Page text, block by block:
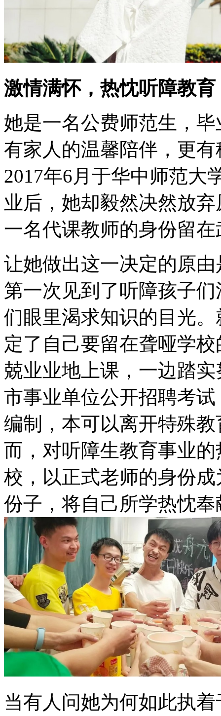
激情满怀，热忱听障教育
她是一名公费师范生，
有家人的温馨陪伴，更
2017年6月于华中师范大
业后，她却毅然决然放
一名代课教师的身份留
让她做出这一决定的原
第一次见到了听障孩子
们眼里渴求知识的目光
定了自己要留在聋哑学
兢业业地上课，一边踏
市事业单位公开招聘考
编制，本可以离开特殊
而，对听障生教育事业
校，以正式老师的身份
份子，将自己所学热忱
当有人问她为何如此执